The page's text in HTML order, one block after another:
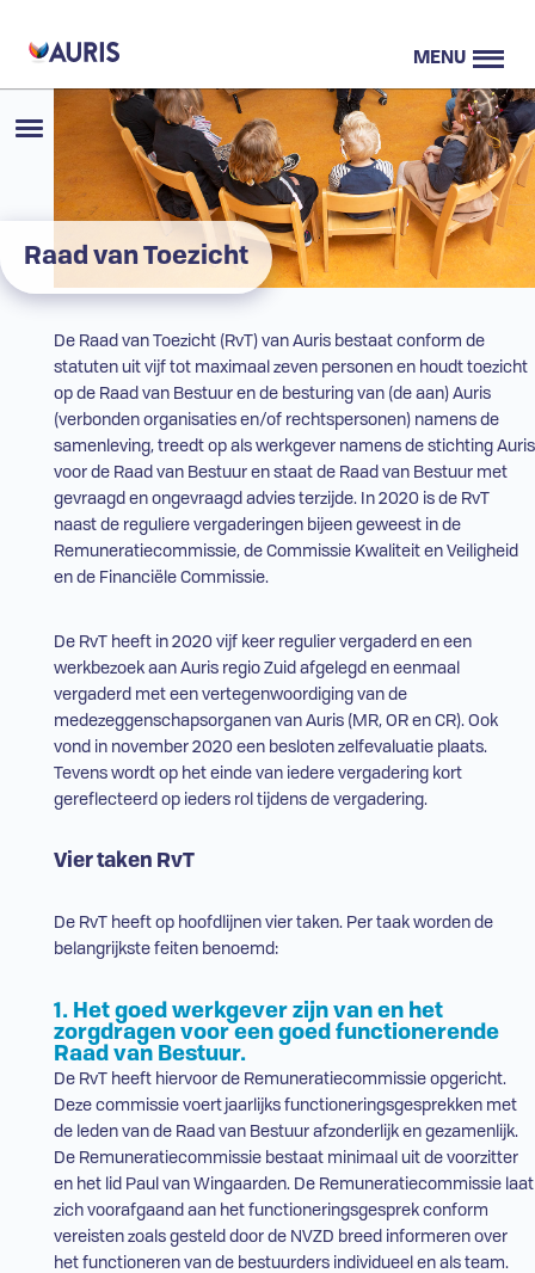
MENU
Raad van Toezicht
De Raad van Toezicht ( RvT) van Auris bestaat conform de
statuten uit vijf tot maximaal zeven personen en houdt toezicht
op de Raad van Bestuur en de besturing van (de aan) Auris
(verbonden organisaties en/of rechtspersonen) namens de
samenleving, treedt op als werkgever namens de stichting Auris
voor de Raad van Bestuur en staat de Raad van Bestuur met
gevraagd en ongevraagd advies terzijde. In 2020 is de RvT
naast de reguliere vergaderingen bijeen geweest in de
Remuneratiecommissie, de Commissie Kwaliteit en Veiligheid
en de Financiële Commissie.
De RvTheeft in 2020 vijf keer regulier vergaderd en een
werkbezoek aan Auris regio Zuid afgelegd en eenmaal
vergaderd met een vertegenwoordiging van de
medezeggenschapsorganen van Auris ( MR, ORen CR). Ook
vond in november 2020 een besloten zelfevaluatie plaats.
Tevens wordt op het einde van iedere vergadering kort
gereflecteerd op ieders rol tijdens de vergadering.
Vier taken RvT
De RvTheeft op hoofdlijnen vier taken. Per taak worden de
belangrijkste feiten benoemd:
1. Het goed werkgever zijn van en het
zorgdragen voor een goed functionerende
Raad van Bestuur.
De RvTheeft hiervoor de Remuneratiecommissie opgericht.
Deze commissie voert jaarlijks functioneringsgesprekken met
de leden van de Raad van Bestuur afzonderlijk en gezamenlijk.
De Remuneratiecommissie bestaat minimaal uit de voorzitter
en het lid Paul van Wingaarden. De Remuneratiecommissie laat
zich voorafgaand aan het functioneringsgesprek conform
vereisten zoals gesteld door de NVZD breed informeren over
het functioneren van de bestuurders individueel en als team.